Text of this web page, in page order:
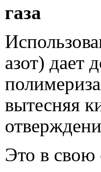
газа
азот) дает
вытесняя
Это в свою